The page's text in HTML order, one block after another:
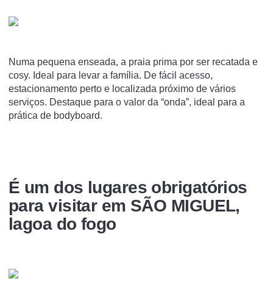
Numa pequena enseada, a praia prima por ser recatada e
cosy. Ideal para levar a família. De fácil acesso,
estacionamento perto e localizada próximo de vários
serviços. Destaque para o valor da “onda”, ideal para a
prática de bodyboard.
É um dos lugares obrigatórios
para visitar em SÃO MIGUEL,
lagoa do fogo